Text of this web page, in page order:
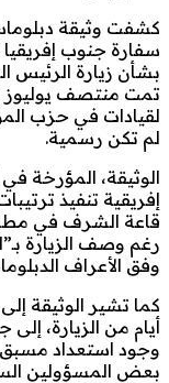
كشفت وثيقة
سفارة جنوب إفريقيا
بشأن زيارة الرئيس
لقيادات في حزب
لم تكن رسمية.
إفريقية تنفيذ
قاعة الشرف في مطار
رغم وصف الزيارة
وفق الأعراف
كما تشير الوثيقة
أيام من الزيارة،
وجود استعداد مسبق
بعض المسؤولين